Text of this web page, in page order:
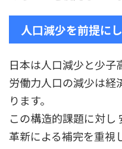
人口減少を前提に
日本は人口減少と少子
労働力人口の減少は経
ります。
この構造的課題に対し
革新による補完を重視